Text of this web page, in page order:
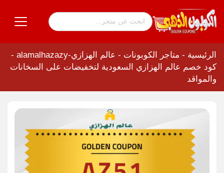
الرئيسية - متاجر الكوبونات - عالم الهزازي-alamalhazazy
-
كود خصم عالم الهزازي السعودية لتخفيضات على السخانات
والمواقد